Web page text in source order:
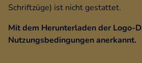
Schriftzüge) ist nicht gestattet.
Mit dem Herunterladen der Logo-
Nutzungsbedingungen anerkannt.